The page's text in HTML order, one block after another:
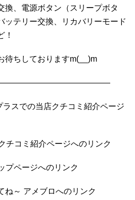
換、電源ボタン（スリープボタ
ッテリー交換、リカバリーモード
！
待ちしておりますm(__)m
スでの当店クチコミ紹介ページ
チコミ紹介ページへのリンク
プページへのリンク
ね～ アメブロへのリンク